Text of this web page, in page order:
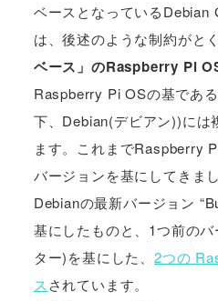
ベースとなっているDebian
は、後述のような制約がと
ベース」のRaspberry Pi
Raspberry Pi OSの基であ
下、Debian(デビアン))には
ます。これまでRaspberry
バージョンを基にしてきま
Debianの最新バージョン
基にしたものと、1つ前の
ター)を基にした、 2つの
ス されています。